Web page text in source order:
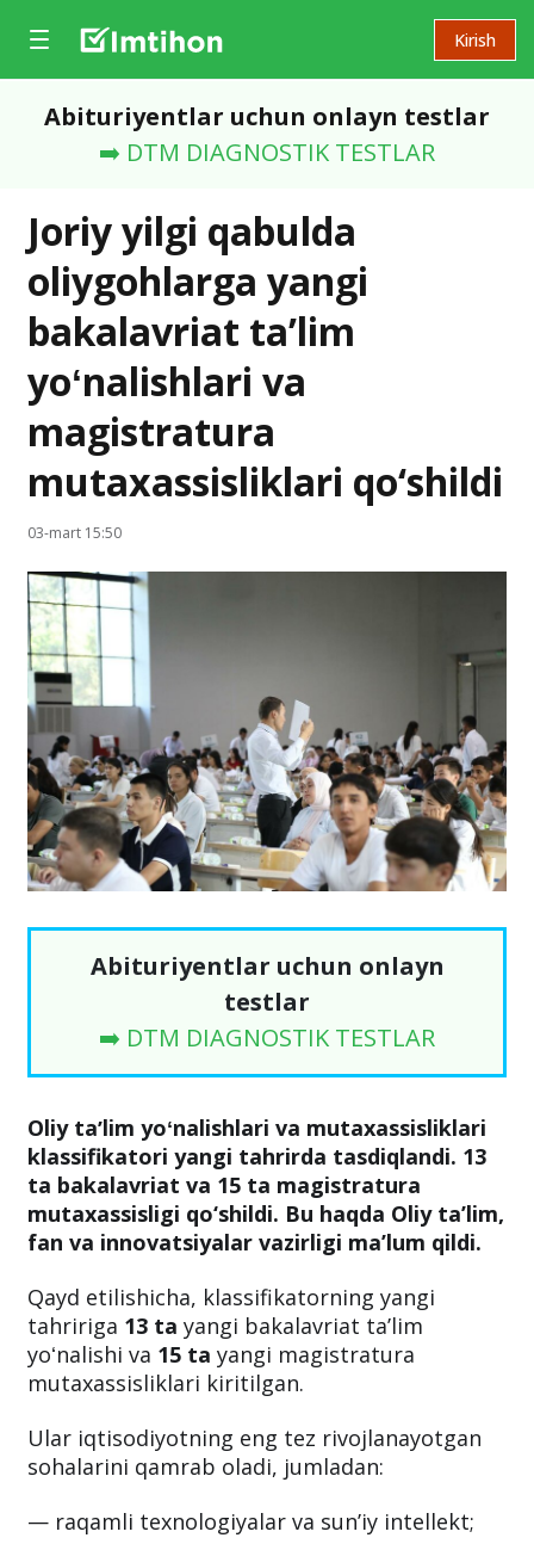
Kirish
Abituriyentlar uchun onlayn testlar
➡️ DTM DIAGNOSTIK TESTLAR
Joriy yilgi qabulda
oliygohlarga yangi
bakalavriat taʼlim
yoʻnalishlari va
magistratura
mutaxassisliklari qo‘shildi
03-mart 15:50
Abituriyentlar uchun onlayn
testlar
➡️ DTM DIAGNOSTIK TESTLAR
Oliy taʼlim yoʻnalishlari va mutaxassisliklari
klassifikatori yangi tahrirda tasdiqlandi. 13
ta bakalavriat va 15 ta magistratura
mutaxassisligi qo‘shildi. Bu haqda Oliy ta’lim,
fan va innovatsiyalar vazirligi ma’lum qildi.
Qayd etilishicha, klassifikatorning yangi
tahririga 13 ta yangi bakalavriat taʼlim
yoʻnalishi va 15 ta yangi magistratura
mutaxassisliklari kiritilgan.
Ular iqtisodiyotning eng tez rivojlanayotgan
sohalarini qamrab oladi, jumladan:
— raqamli texnologiyalar va sunʼiy intellekt;